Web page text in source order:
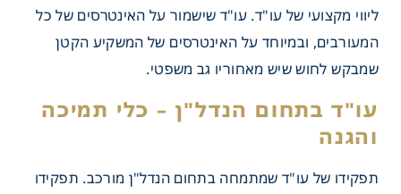
ליווי מקצועי של עו"ד. עו"ד שישמור על האינטרסים של כל
המעורבים, ובמיוחד על האינטרסים של המשקיע הקטן
שמבקש לחוש שיש מאחוריו גב משפטי.
תפקידו של עו"ד שמתמחה בתחום הנדל"ן מורכב. תפקידו